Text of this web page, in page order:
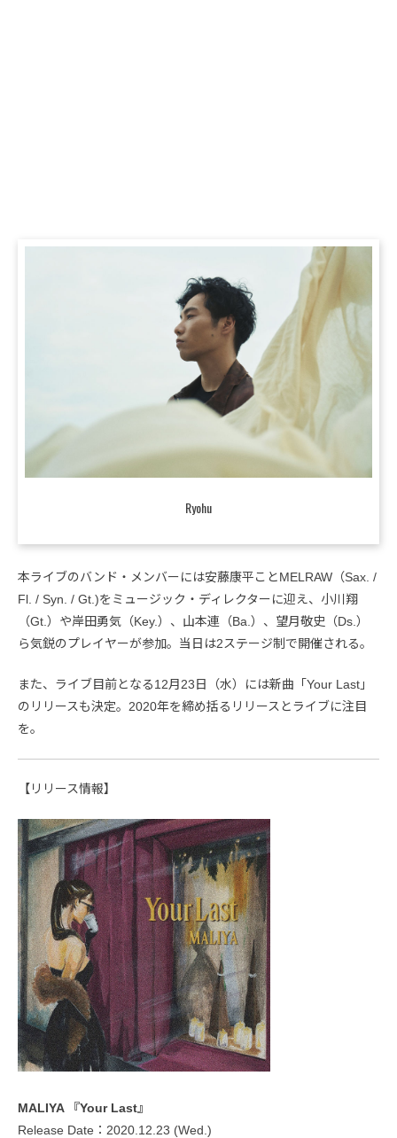
Ryohu
本ライブのバンド・メンバーには安藤康平ことMELRAW（Sax. /
Fl. / Syn. / Gt.)をミュージック・ディレクターに迎え、小川翔
（Gt.）や岸田勇気（Key.）、山本連（Ba.）、望月敬史（Ds.）
ら気鋭のプレイヤーが参加。当日は2ステージ制で開催される。
また、ライブ目前となる12月23日（水）には新曲「Your Last」
のリリースも決定。2020年を締め括るリリースとライブに注目
を。
【リリース情報】
MALIYA 『Your Last』
Release Date：2020.12.23 (Wed.)